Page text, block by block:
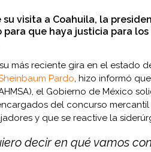
su visita a Coahuila, la
para que haya justicia para
más reciente gira en el estado
Pardo, hizo informó
el Gobierno de México
del concurso
y que se reactive la
decir en qué vamos